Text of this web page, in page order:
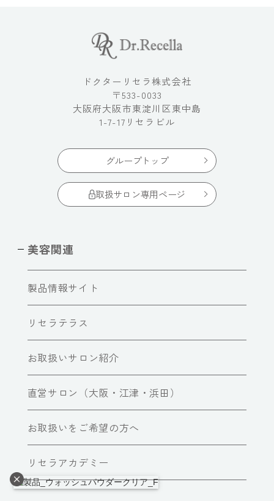
ドクターリセラ株式会社
〒533-0033
大阪府大阪市東淀川区東中島
1-7-17リセラビル
グループトップ
取扱サロン専用ページ
美容関連
製品情報サイト
リセラテラス
お取扱いサロン紹介
直営サロン（大阪・江津・浜田）
お取扱いをご希望の方へ
リセラアカデミー